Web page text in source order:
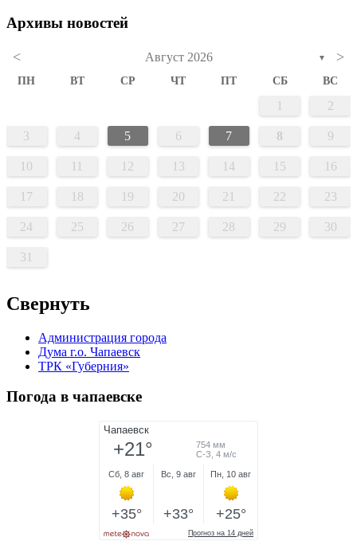
Архивы новостей
< Август 2026 ▼ >
ПН ВТ СР ЧТ ПТ СБ ВС
1 2
3 4 5 6 7 8 9
10 11 12 13 14 15 16
17 18 19 20 21 22 23
24 25 26 27 28 29 30
31
Свернуть
Администрация города
Дума г.о. Чапаевск
ТРК «Губерния»
Погода в чапаевске